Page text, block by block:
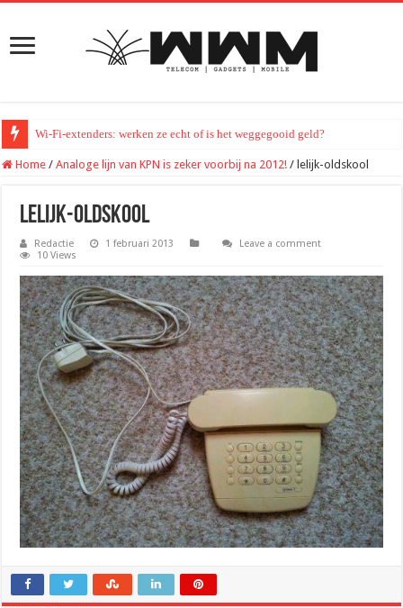
Wi-Fi-extenders: werken ze echt of is het weggegooid geld?
Home / Analoge lijn van KPN is zeker voorbij na 2012! / lelijk-oldskool
lelijk-oldskool
Redactie 1 februari 2013
Leave a comment
10 Views